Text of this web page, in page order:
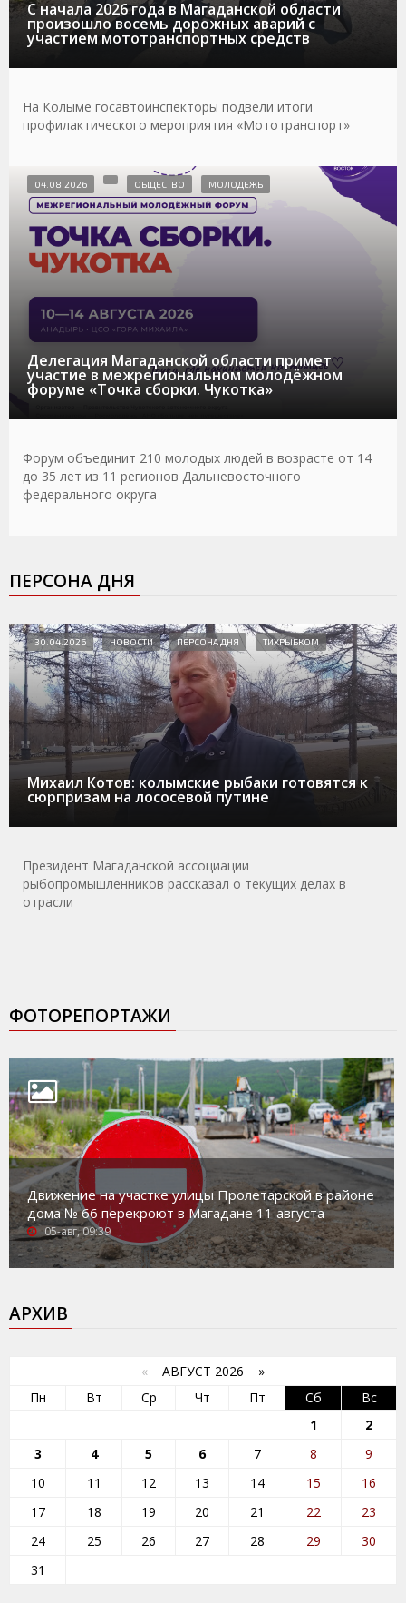
С начала 2026 года в Магаданской области
произошло восемь дорожных аварий с
участием мототранспортных средств
На Колыме госавтоинспекторы подвели итоги
профилактического мероприятия «Мототранспорт»
Делегация Магаданской области примет
участие в межрегиональном молодёжном
форуме «Точка сборки. Чукотка»
04.08.2026 ОБЩЕСТВО МОЛОДЕЖЬ
Форум объединит 210 молодых людей в возрасте от 14
до 35 лет из 11 регионов Дальневосточного
федерального округа
ПЕРСОНА ДНЯ
Михаил Котов: колымские рыбаки готовятся к
сюрпризам на лососевой путине
30.04.2026 НОВОСТИ ПЕРСОНА ДНЯ ТИХРЫБКОМ
Президент Магаданской ассоциации
рыбопромышленников рассказал о текущих делах в
отрасли
ФОТОРЕПОРТАЖИ
Движение на участке улицы Пролетарской в районе
дома № 66 перекроют в Магадане 11 августа
05-авг, 09:39
АРХИВ
« АВГУСТ 2026 »
Пн
Вт Ср Чт Пт Сб
Вс
1
2
3
4 5 6 7 8
9
10
11 12 13 14 15
16
17
18 19 20 21 22
23
24
25 26 27 28 29
30
31